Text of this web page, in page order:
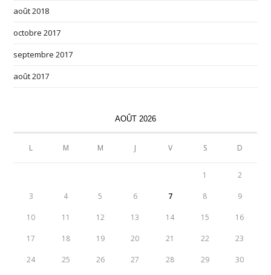
août 2018
octobre 2017
septembre 2017
août 2017
AOÛT 2026
L M M J V S D
1 2
3 4 5 6 7 8 9
10 11 12 13 14 15 16
17 18 19 20 21 22 23
24 25 26 27 28 29 30